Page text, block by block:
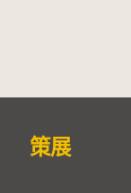
策展